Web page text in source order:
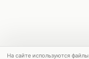
На сайте используются